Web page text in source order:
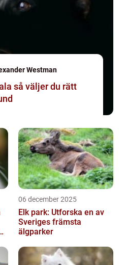
Westman
rätt
06 december 2025
Elk park: Utforska en av
Sveriges främsta
älgparker